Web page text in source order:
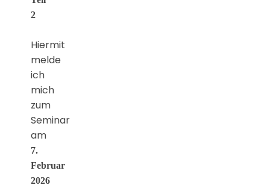
2
Hiermit
melde
ich
mich
zum
Seminar
am
7.
Februar
2026